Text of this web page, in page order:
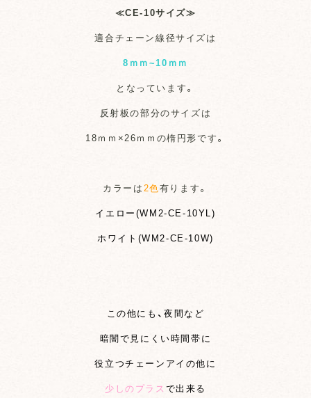
≪CE-10サイズ≫
適合チェーン線径サイズは
8ｍｍ~10ｍｍ
となっています。
反射板の部分のサイズは
18ｍｍ×26ｍｍの楕円形です。
カラーは2色有ります。
イエロー(WM2-CE-10YL)
ホワイト(WM2-CE-10W)
この他にも、夜間など
暗闇で見にくい時間帯に
役立つチェーンアイの他に
少しのプラス で出来る